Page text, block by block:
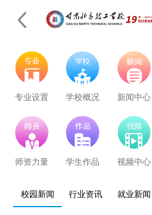
专业设置 学校概况 新闻中心
师资力量 学生作品 视频中心
校园新闻 行业资讯 就业新闻